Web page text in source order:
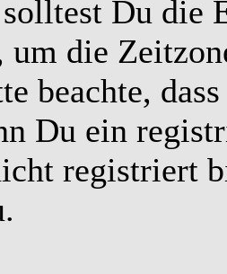
Du die
um die
beachte,
Du ein
registriert